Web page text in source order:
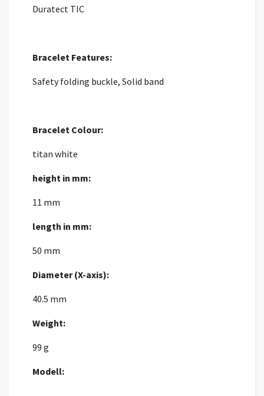
Duratect TIC
Bracelet Features:
Safety folding buckle, Solid band
Bracelet Colour:
titan white
height in mm:
11 mm
length in mm:
50 mm
Diameter (X-axis):
40.5 mm
Weight:
99 g
Modell: